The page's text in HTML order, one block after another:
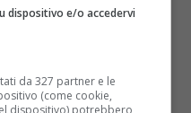
dispositivo e/o accedervi
da 327 partner e le
(come cookie,
dispositivo) potrebbero